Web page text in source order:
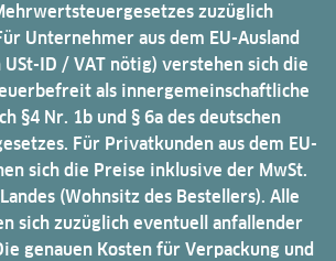
zuzüglich
Unternehmer aus dem EU-Ausland
USt-ID / VAT nötig) verstehen sich die
als innergemeinschaftliche
§4 Nr. 1b und § 6a des deutschen
Für Privatkunden aus dem EU-
sich die Preise inklusive der MwSt.
(Wohnsitz des Bestellers). Alle
sich zuzüglich eventuell anfallender
genauen Kosten für Verpackung und